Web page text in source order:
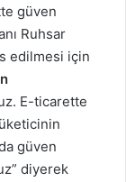
güven
Ruhsar
edilmesi için
E-ticarette
güven
diyerek